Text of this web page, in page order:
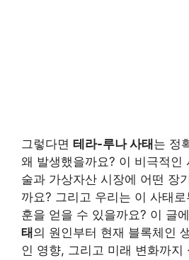
그렇다면 테라-루나 사태 는 정
왜 발생했을까요? 이 비극적인
술과 가상자산 시장에 어떤 장
까요? 그리고 우리는 이 사태
훈을 얻을 수 있을까요? 이 글
태 의 원인부터 현재 블록체인
인 영향, 그리고 미래 변화까지